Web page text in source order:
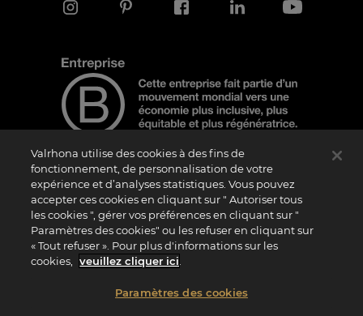
Note d'information
Le logo “Certified B Corporation” est attribué par B Lab, une organisation privée à
but non lucratif, aux entreprises qui, comme la nôtre, ont réalisé avec succès le B
Impact Assessment (“BIA”) et répondent aux exigences de B Lab en matière de
performance sociale et environnementale, de responsabilité et de transparence. Il
est précisé que B Lab n’est pas un organisme d’évaluation de la conformité au sens
du règlement (UE) n° 765/2008, ni un organisme de normalisation national,
ou d’autres organismes de normalisation, et ils ne sont pas ratifiés par des
Valrhona utilise des cookies à des fins de
fonctionnement, de personnalisation de votre
expérience et d’analyses statistiques. Vous pouvez
accepter ces cookies en cliquant sur " Autoriser tous
les cookies ", gérer vos préférences en cliquant sur "
Paramètres des cookies" ou les refuser en cliquant sur
« Tout refuser ». Pour plus d'informations sur les
cookies,
veuillez cliquer ici
Paramètres des cookies